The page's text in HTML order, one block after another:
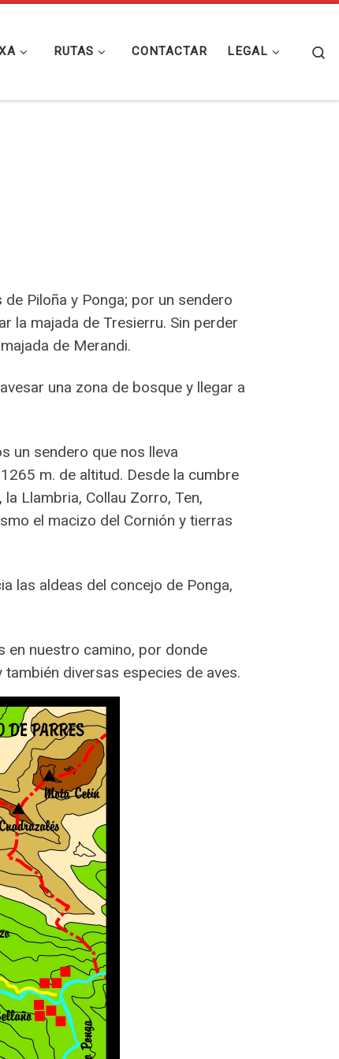
RUTAS CONTACTAR LEGAL
Piloña y Ponga; por un sendero
la majada de Tresierru. Sin perder
de Merandi.
una zona de bosque y llegar a
un sendero que nos lleva
m. de altitud. Desde la cumbre
Llambria, Collau Zorro, Ten,
el macizo del Cornión y tierras
las aldeas del concejo de Ponga,
en nuestro camino, por donde
diversas especies de aves.